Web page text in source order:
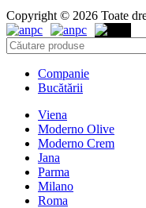
Copyright © 2026 Toate
Companie
Bucătării
Viena
Moderno Olive
Moderno Crem
Jana
Parma
Milano
Roma